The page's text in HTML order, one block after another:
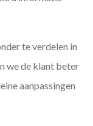
te verdelen in
we de klant beter
aanpassingen